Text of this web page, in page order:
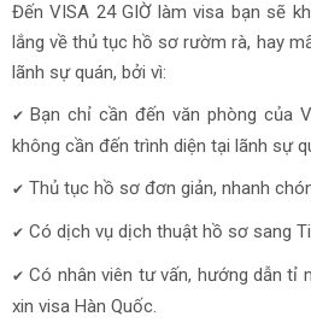
Đến VISA 24 GIỜ làm visa bạn sẽ
lắng về thủ tục hồ sơ rườm rà, hay
lãnh sự quán, bởi vì:
✔ Bạn chỉ cần đến văn phòng của
không cần đến trình diện tại lãnh sự
✔ Thủ tục hồ sơ đơn giản, nhanh
✔ Có dịch vụ dịch thuật hồ sơ sang
✔ Có nhân viên tư vấn, hướng dẫn tỉ
xin visa Hàn Quốc.